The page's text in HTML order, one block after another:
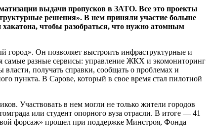
выдачи пропусков в ЗАТО. Все это проекты
решения». В нем приняли участие больше
хакатона, чтобы разобраться, что нужно атомным
Он позволяет выстроить инфраструктурные и
самые разные сервисы: ​управление ЖКХ и экомониторинг
получать справки, сообщать о проблемах и
пункта. В Сарове, который в свое время стал пилотной
Участвовать в нем могли не только жители городов
или студент опорного вуза отрасли. В итоге — ​41
форсаж» прошел при поддержке Минстроя, Фонда